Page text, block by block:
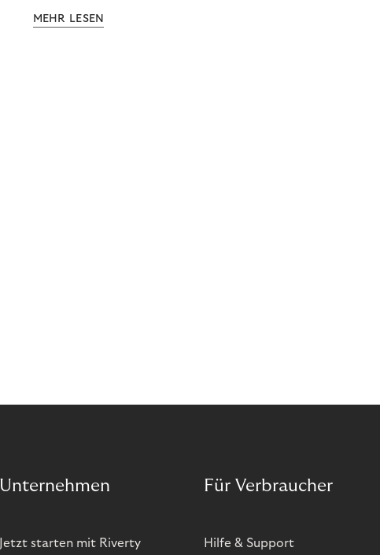
MEHR LESEN
Unternehmen
Jetzt starten mit Riverty
Für Verbraucher
Hilfe & Support